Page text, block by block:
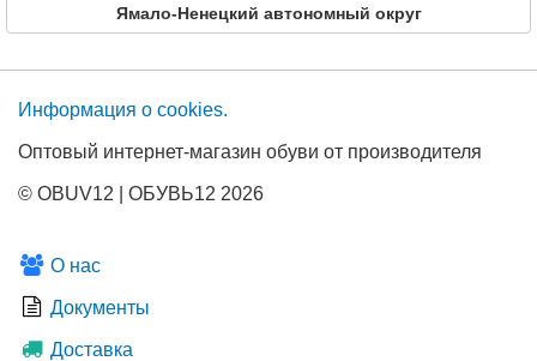
Ямало-Ненецкий автономный округ
Информация о сооkies.
Оптовый интернет-магазин обуви от производителя
© OBUV12 | ОБУВЬ12 2026
О нас
Документы
Доставка